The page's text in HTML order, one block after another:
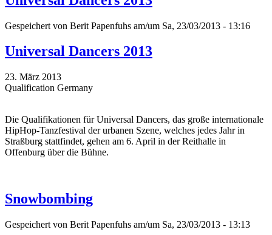
Gespeichert von Berit Papenfuhs am/um Sa, 23/03/2013 - 13:16
Universal Dancers 2013
23. März 2013
Qualification Germany
Die Qualifikationen für Universal Dancers, das große internationale
HipHop-Tanzfestival der urbanen Szene, welches jedes Jahr in
Straßburg stattfindet, gehen am 6. April in der Reithalle in
Offenburg über die Bühne.
Snowbombing
Gespeichert von Berit Papenfuhs am/um Sa, 23/03/2013 - 13:13